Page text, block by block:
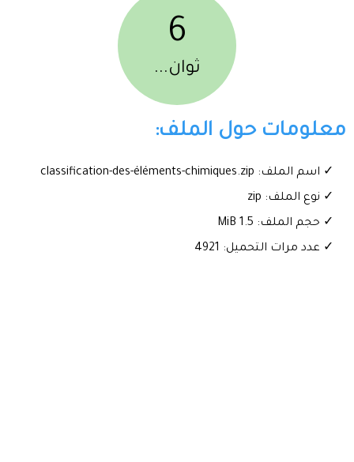
6
ثوان...
معلومات حول الملف:
✓ اسم الملف: classification-des-éléments-chimiques.zip
✓ نوع الملف: zip
✓ حجم الملف: 1.5 MiB
✓ عدد مرات التحميل: 4921